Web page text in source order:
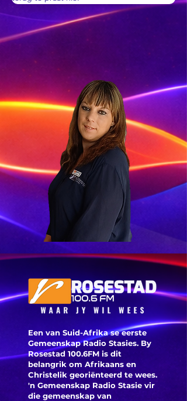
Een van Suid-Afrika se eerste
Gemeenskap Radio Stasies. By
Rosestad 100.6FM is dit
belangrik om Afrikaans en
Christelik georiënteerd te wees.
'n Gemeenskap Radio Stasie vir
die gemeenskap van